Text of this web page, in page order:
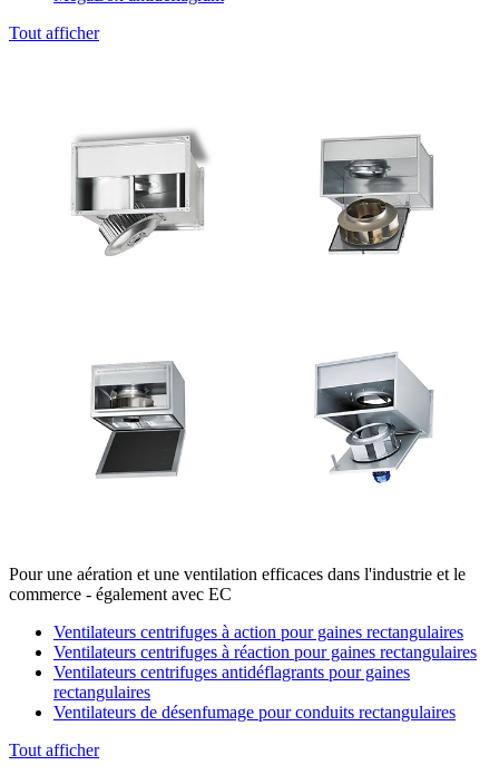
Tout afficher
Pour une aération et une ventilation efficaces dans l'industrie et le
commerce - également avec EC
Ventilateurs centrifuges à action pour gaines rectangulaires
Ventilateurs centrifuges à réaction pour gaines rectangulaires
Ventilateurs centrifuges antidéflagrants pour gaines
rectangulaires
Ventilateurs de désenfumage pour conduits rectangulaires
Tout afficher